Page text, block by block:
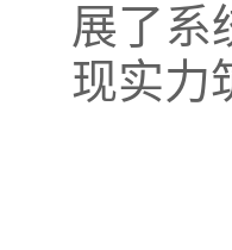
展了系
现实力